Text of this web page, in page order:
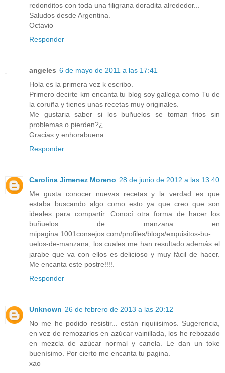
redonditos con toda una filigrana doradita alrededor...
Saludos desde Argentina.
Octavio
Responder
angeles 6 de mayo de 2011 a las 17:41
Hola es la primera vez k escribo.
Primero decirte km encanta tu blog soy gallega como Tu de
la coruña y tienes unas recetas muy originales.
Me gustaria saber si los buñuelos se toman frios sin
problemas o pierden?¿
Gracias y enhorabuena....
Responder
Carolina Jimenez Moreno 28 de junio de 2012 a las 13:40
Me gusta conocer nuevas recetas y la verdad es que
estaba buscando algo como esto ya que creo que son
ideales para compartir. Conocí otra forma de hacer los
buñuelos de manzana en
mipagina.1001consejos.com/profiles/blogs/exquisitos-bu-
uelos-de-manzana, los cuales me han resultado además el
jarabe que va con ellos es delicioso y muy fácil de hacer.
Me encanta este postre!!!!.
Responder
Unknown 26 de febrero de 2013 a las 20:12
No me he podido resistir... están riquiiisimos. Sugerencia,
en vez de remozarlos en azúcar vainillada, los he rebozado
en mezcla de azúcar normal y canela. Le dan un toke
buenísimo. Por cierto me encanta tu pagina.
xao